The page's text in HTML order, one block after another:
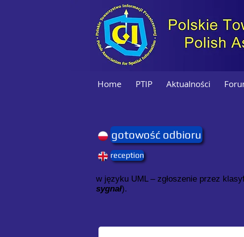
Home PTIP Aktualności
gotowość odbioru
reception
w języku UML – zgłoszenie przez
sygnał).